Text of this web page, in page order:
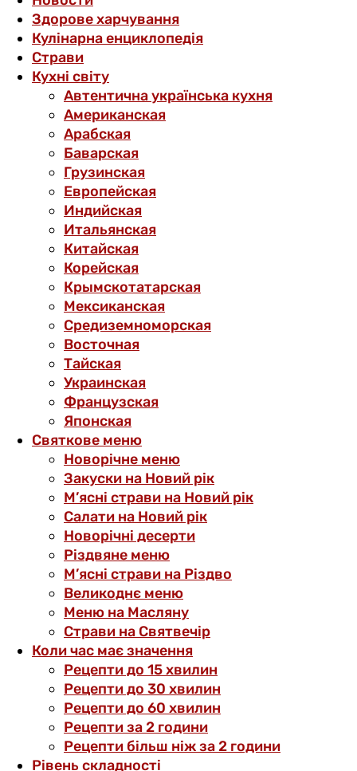
Здорове харчування
Кулінарна енциклопедія
Страви
Кухні світу
Автентична українська кухня
Американская
Арабская
Баварская
Грузинская
Европейская
Индийская
Итальянская
Китайская
Корейская
Крымскотатарская
Мексиканская
Средиземноморская
Восточная
Тайская
Украинская
Французская
Японская
Святкове меню
Новорічне меню
Закуски на Новий рік
М’ясні страви на Новий рік
Салати на Новий рік
Новорічні десерти
Різдвяне меню
М’ясні страви на Різдво
Великоднє меню
Меню на Масляну
Страви на Святвечір
Коли час має значення
Рецепти до 15 хвилин
Рецепти до 30 хвилин
Рецепти до 60 хвилин
Рецепти за 2 години
Рецепти більш ніж за 2 години
Рівень складності